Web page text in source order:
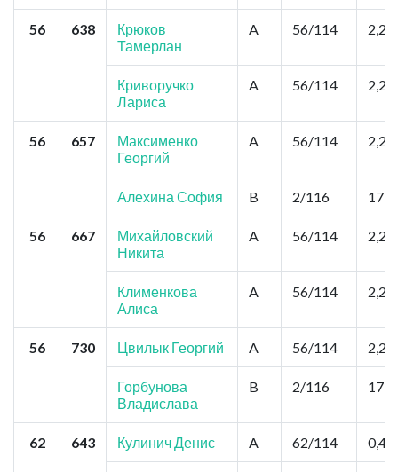
56 638
Крюков
Тамерлан
A 56/114 2,2
Криворучко
Лариса
A 56/114 2,2
56 657
Максименко
Георгий
A 56/114 2,2
Алехина София B 2/116 17,6
56 667
Михайловский
Никита
A 56/114 2,2
Клименкова
Алиса
A 56/114 2,2
56 730 Цвилык Георгий A 56/114 2,2
Горбунова
Владислава
B 2/116 17,6
62 643 Кулинич Денис A 62/114 0,44